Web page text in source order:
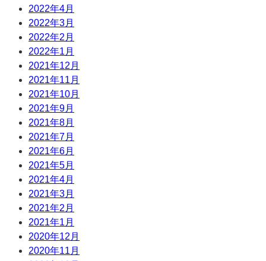
2022年4月
2022年3月
2022年2月
2022年1月
2021年12月
2021年11月
2021年10月
2021年9月
2021年8月
2021年7月
2021年6月
2021年5月
2021年4月
2021年3月
2021年2月
2021年1月
2020年12月
2020年11月